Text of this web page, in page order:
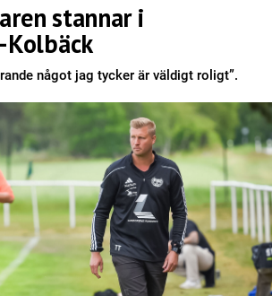
stannar i
något jag tycker är väldigt roligt”.